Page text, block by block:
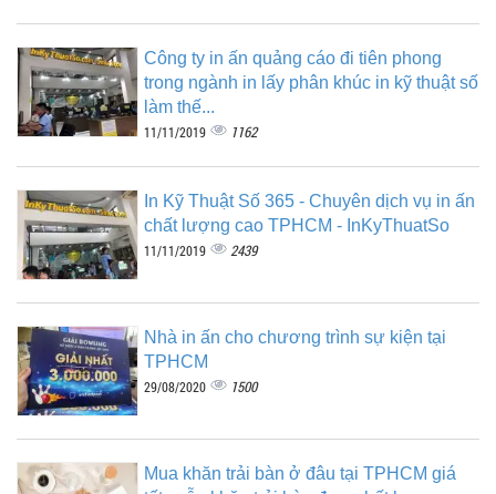
Công ty in ấn quảng cáo đi tiên phong
trong ngành in lấy phân khúc in kỹ thuật số
làm thế...
11/11/2019 1162
In Kỹ Thuật Số 365 - Chuyên dịch vụ in ấn
chất lượng cao TPHCM - InKyThuatSo
11/11/2019 2439
Nhà in ấn cho chương trình sự kiện tại
TPHCM
29/08/2020 1500
Mua khăn trải bàn ở đâu tại TPHCM giá